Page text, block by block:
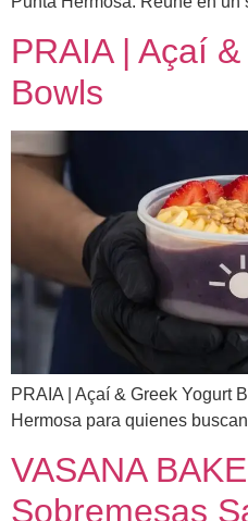
PRAIA | Açaí
Bowls
PRAIA | Açaí & Greek Yogurt
Hermosa para quienes
VASANA
Sobremesas